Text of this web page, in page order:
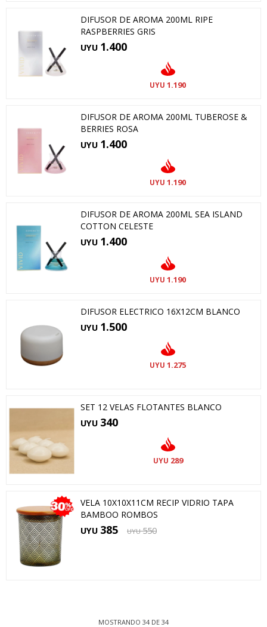
DIFUSOR DE AROMA 200ML RIPE
RASPBERRIES GRIS
UYU 1.400
UYU 1.190
DIFUSOR DE AROMA 200ML TUBEROSE &
BERRIES ROSA
UYU 1.400
UYU 1.190
DIFUSOR DE AROMA 200ML SEA ISLAND
COTTON CELESTE
UYU 1.400
UYU 1.190
DIFUSOR ELECTRICO 16X12CM BLANCO
UYU 1.500
UYU 1.275
SET 12 VELAS FLOTANTES BLANCO
UYU 340
UYU 289
VELA 10X10X11CM RECIP VIDRIO TAPA
BAMBOO ROMBOS
UYU 385 UYU 550
MOSTRANDO 34 DE 34